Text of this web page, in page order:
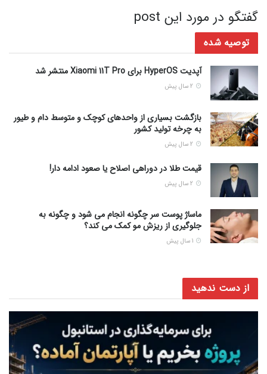
گفتگو در مورد این post
توصیه شده
آپدیت HyperOS برای Xiaomi 11T Pro منتشر شد
بازگشت بسیاری از واحدهای کوچک و متوسط دام و طیور
به چرخه تولید کشور
قیمت طلا در دوراهی اصلاح یا صعود ادامه دار!
ماساژ پوست سر چگونه انجام می شود و چگونه به
جلوگیری از ریزش مو کمک می کند؟
از دست ندهید